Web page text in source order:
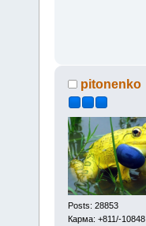
pitonenko
Posts: 28853
Карма: +811/-10848